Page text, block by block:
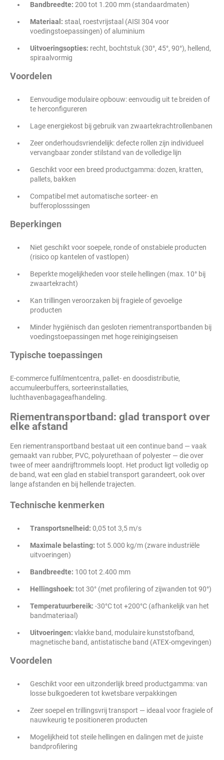
Bandbreedte: 200 tot 1.200 mm (standaardmaten)
Materiaal: staal, roestvrijstaal (AISI 304 voor
voedingstoepassingen) of aluminium
Uitvoeringsopties: recht, bochtstuk (30°, 45°, 90°), hellend,
spiraalvormig
Voordelen
Eenvoudige modulaire opbouw: eenvoudig uit te breiden of
te herconfigureren
Lage energiekost bij gebruik van zwaartekrachtrollenbanen
Zeer onderhoudsvriendelijk: defecte rollen zijn individueel
vervangbaar zonder stilstand van de volledige lijn
Geschikt voor een breed productgamma: dozen, kratten,
pallets, bakken
Compatibel met automatische sorteer- en
bufferoplosssingen
Beperkingen
Niet geschikt voor soepele, ronde of onstabiele producten
(risico op kantelen of vastlopen)
Beperkte mogelijkheden voor steile hellingen (max. 10° bij
zwaartekracht)
Kan trillingen veroorzaken bij fragiele of gevoelige
producten
Minder hygiënisch dan gesloten riementransportbanden bij
voedingstoepassingen met hoge reinigingseisen
Typische toepassingen
E-commerce fulfilmentcentra, pallet- en doosdistributie,
accumuleerbuffers, sorteerinstallaties,
luchthavenbagageafhandeling.
Riementransportband: glad transport over
elke afstand
Een riementransportband bestaat uit een continue band — vaak
gemaakt van rubber, PVC, polyurethaan of polyester — die over
twee of meer aandrijftrommels loopt. Het product ligt volledig op
de band, wat een glad en stabiel transport garandeert, ook over
lange afstanden en bij hellende trajecten.
Technische kenmerken
Transportsnelheid: 0,05 tot 3,5 m/s
Maximale belasting: tot 5.000 kg/m (zware industriële
uitvoeringen)
Bandbreedte: 100 tot 2.400 mm
Hellingshoek: tot 30° (met profilering of zijwanden tot 90°)
Temperatuurbereik: -30°C tot +200°C (afhankelijk van het
bandmateriaal)
Uitvoeringen: vlakke band, modulaire kunststofband,
magnetische band, antistatische band (ATEX-omgevingen)
Voordelen
Geschikt voor een uitzonderlijk breed productgamma: van
losse bulkgoederen tot kwetsbare verpakkingen
Zeer soepel en trillingsvrij transport — ideaal voor fragiele of
nauwkeurig te positioneren producten
Mogelijkheid tot steile hellingen en dalingen met de juiste
bandprofilering